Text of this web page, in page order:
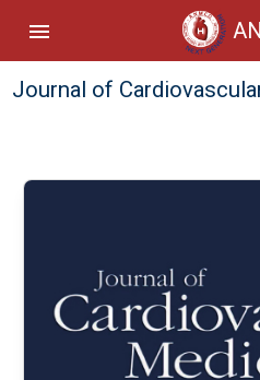
menu
Journal of